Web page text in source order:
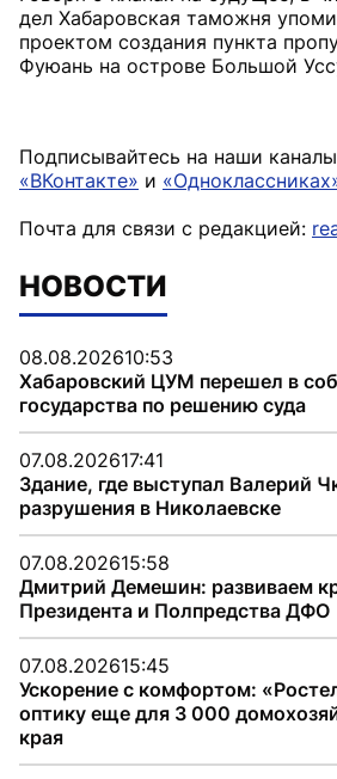
дел Хабаровская таможня
проектом создания пункта
Фуюань на острове Большой
Подписывайтесь на наши
«ВКонтакте» и
Почта для связи с редакцией:
НОВОСТИ
08.08.202610:53
Хабаровский ЦУМ перешел в
государства по решению суда
07.08.202617:41
Здание, где выступал Валерий
разрушения в Николаевске
07.08.202615:58
Дмитрий Демешин: развиваем
Президента и Полпредства ДФО
07.08.202615:45
Ускорение с комфортом:
оптику еще для 3 000
края